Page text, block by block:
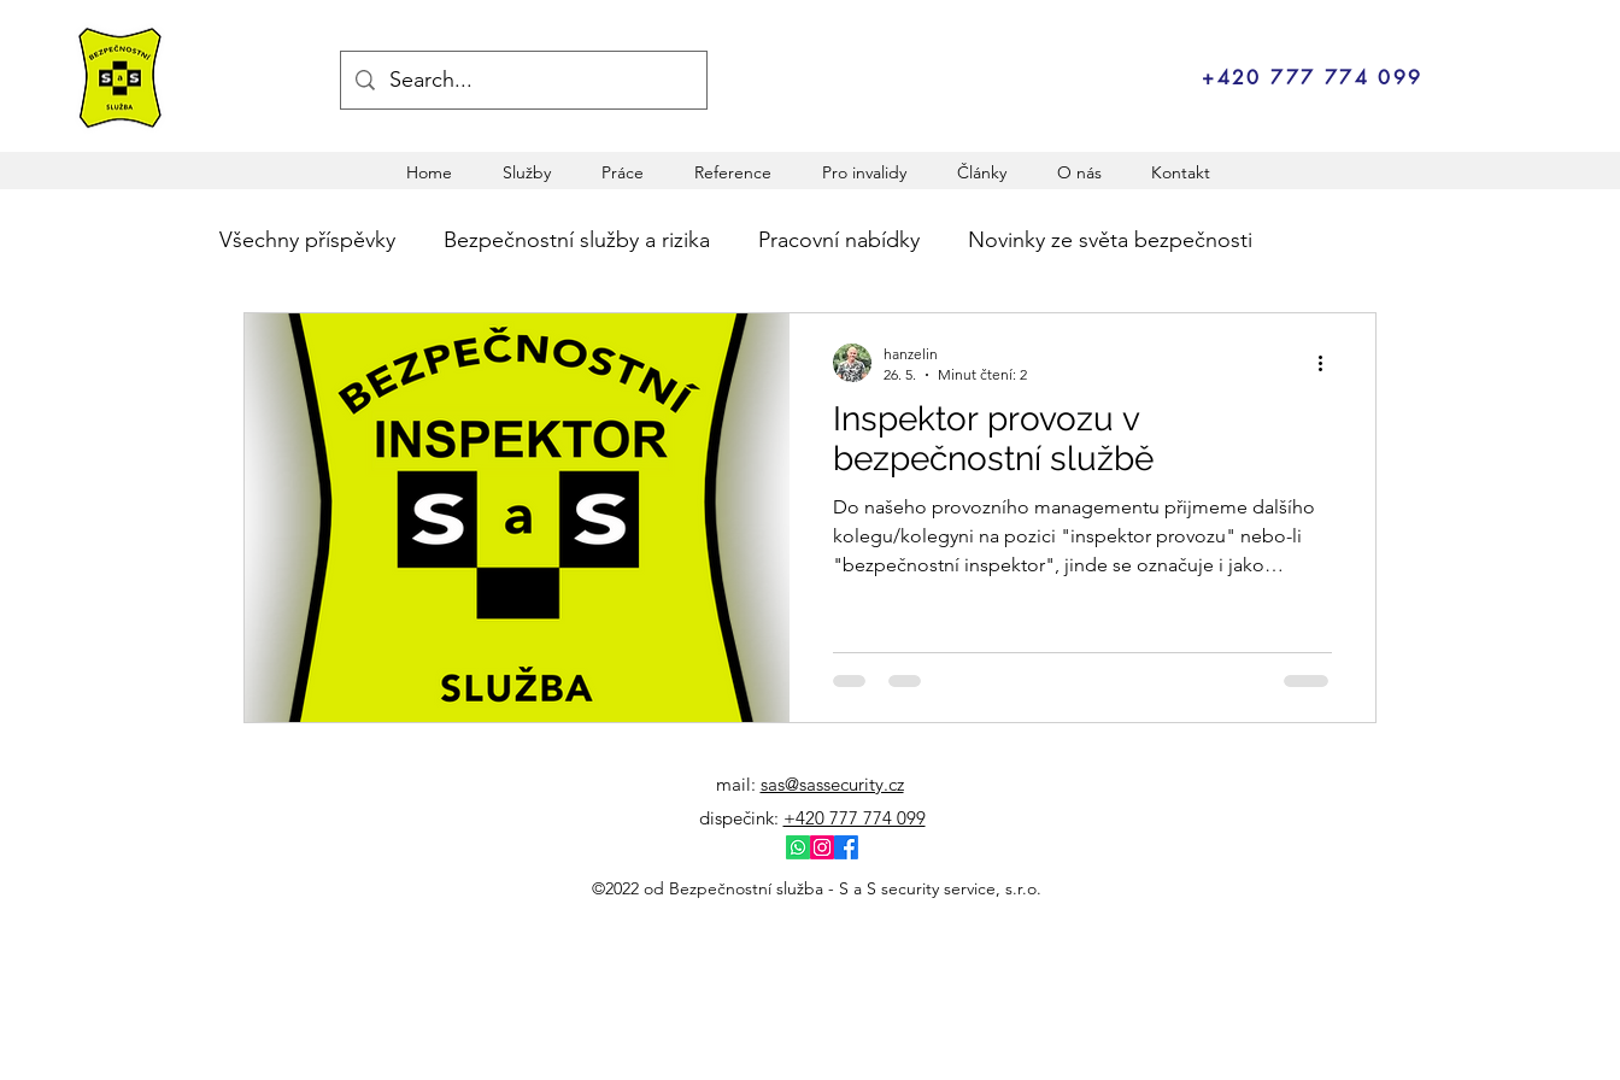
+420 777 774 099
Home Služby Práce Reference Pro invalidy Články O nás Kontakt
Všechny příspěvky Bezpečnostní služby a rizika Pracovní nabídky Novinky ze světa bezpečnosti
Legislativa v komerční bezpečnosti Tématické diskuze
Inspektor provozu v
bezpečnostní službě
Do našeho provozního managementu přijmeme dalšího
kolegu/kolegyni na pozici "inspektor provozu" nebo-li
"bezpečnostní inspektor", jinde se označuje i jako
hanzelin
26. 5.
Minut čtení: 2
mail: sas@sassecurity.cz
dispečink: +420 777 774 099
©2022 od Bezpečnostní služba - S a S security service, s.r.o.